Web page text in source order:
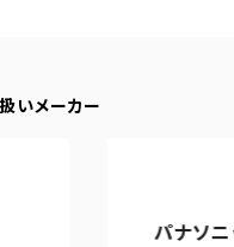
いメーカー
パナソニック